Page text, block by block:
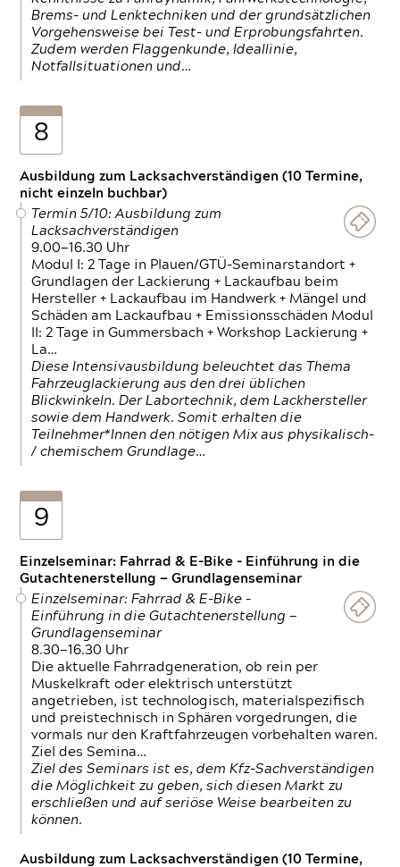
Brems- und Lenktechniken und der grundsätzlichen
Vorgehensweise bei Test- und Erprobungsfahrten.
Zudem werden Flaggenkunde, Ideallinie,
Notfallsituationen und…
8
Ausbildung zum Lacksachverständigen (10 Termine,
nicht einzeln buchbar)
Termin 5/10: Ausbildung zum
Lacksachverständigen
9.00—16.30 Uhr
Modul I: 2 Tage in Plauen/GTÜ-Seminarstandort +
Grundlagen der Lackierung + Lackaufbau beim
Hersteller + Lackaufbau im Handwerk + Mängel und
Schäden am Lackaufbau + Emissionsschäden Modul
II: 2 Tage in Gummersbach + Workshop Lackierung +
La…
Diese Intensivausbildung beleuchtet das Thema
Fahrzeuglackierung aus den drei üblichen
Blickwinkeln. Der Labortechnik, dem Lackhersteller
sowie dem Handwerk. Somit erhalten die
Teilnehmer*Innen den nötigen Mix aus physikalisch-
/ chemischem Grundlage…
9
Einzelseminar: Fahrrad & E-Bike - Einführung in die
Gutachtenerstellung — Grundlagenseminar
Einzelseminar: Fahrrad & E-Bike -
Einführung in die Gutachtenerstellung —
Grundlagenseminar
8.30—16.30 Uhr
Die aktuelle Fahrradgeneration, ob rein per
Muskelkraft oder elektrisch unterstützt
angetrieben, ist technologisch, materialspezifisch
und preistechnisch in Sphären vorgedrungen, die
vormals nur den Kraftfahrzeugen vorbehalten waren.
Ziel des Semina…
Ziel des Seminars ist es, dem Kfz-Sachverständigen
die Möglichkeit zu geben, sich diesen Markt zu
erschließen und auf seriöse Weise bearbeiten zu
können.
Ausbildung zum Lacksachverständigen (10 Termine,